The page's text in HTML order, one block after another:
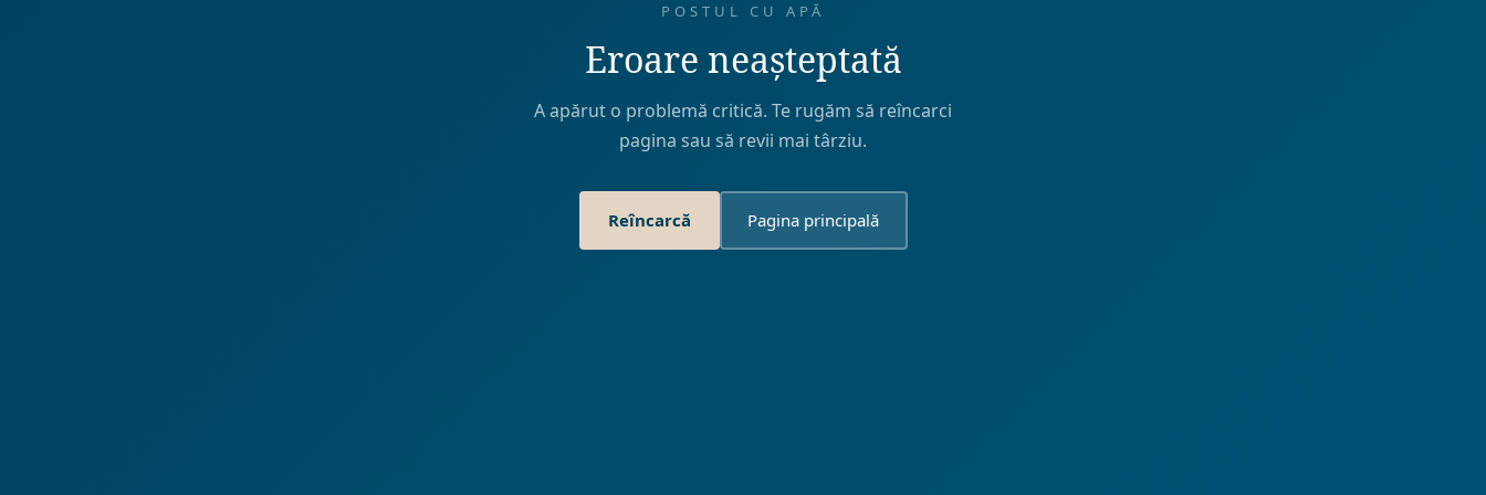
POSTUL CU APĂ
Eroare neașteptată
A apărut o problemă critică. Te rugăm să reîncarci
pagina sau să revii mai târziu.
Reîncarcă Pagina principală